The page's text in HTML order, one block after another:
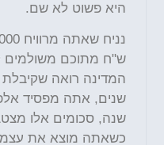
היא פשוט לא שם.
ש"ח מתוכם משולמים לך
שנים, אתה מפסיד אלפי
שנה, סכומים אלו
כשאתה מוצא את עצמך